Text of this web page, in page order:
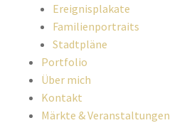
Ereignisplakate
Familienportraits
Stadtpläne
Portfolio
Über mich
Kontakt
Märkte & Veranstaltungen